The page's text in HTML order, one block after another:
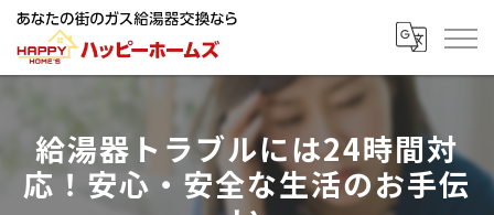
給湯器トラブルには24時間対
応！安心・安全な生活のお手伝